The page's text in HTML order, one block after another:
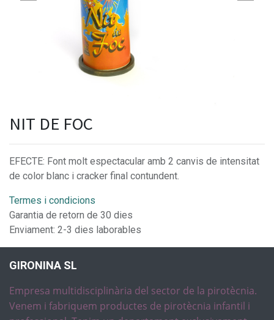
NIT DE FOC
EFECTE: Font molt espectacular amb 2 canvis de intensitat
de color blanc i cracker final contundent.
Termes i condicions
Garantia de retorn de 30 dies
Enviament: 2-3 dies laborables
GIRONINA SL
Empresa multidisciplinària del sector de la pirotècnia.
Venem i fabriquem productes de pirotècnia infantil i